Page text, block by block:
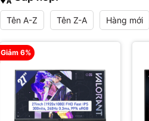
Tên A-Z Tên Z-A Hàng mới
Giảm 6%